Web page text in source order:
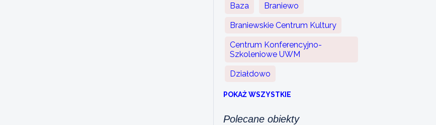
Baza Braniewo
Braniewskie Centrum Kultury
Centrum Konferencyjno-
Szkoleniowe UWM
Działdowo
POKAŻ WSZYSTKIE
Polecane obiekty